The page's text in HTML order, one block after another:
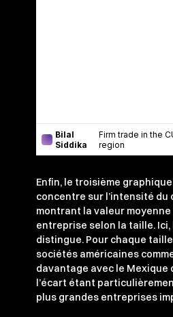
Enfin, le troisième
concentre sur l’intensité du
montrant la valeur
entreprise selon la taille. Ici,
distingue. Pour chaque
sociétés américaines
davantage avec le Mexique
l’écart étant
plus grandes entreprises